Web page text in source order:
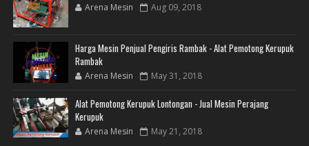
Arena Mesin Aug 09, 2018
Harga Mesin Penjual Pengiris Rambak - Alat Pemotong Kerupuk
Rambak
Arena Mesin May 31, 2018
Alat Pemotong Kerupuk Lontongan - Jual Mesin Perajang
Kerupuk
Arena Mesin May 21, 2018